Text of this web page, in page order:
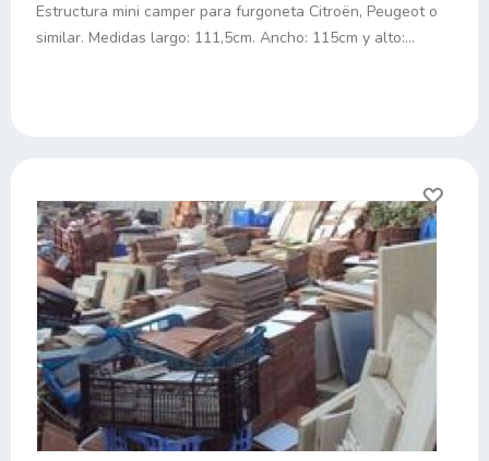
Estructura mini camper para furgoneta Citroën, Peugeot o
similar. Medidas largo: 111,5cm. Ancho: 115cm y alto:…